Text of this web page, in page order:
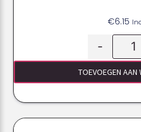
€6.15
-
TOEVOEGEN AAN